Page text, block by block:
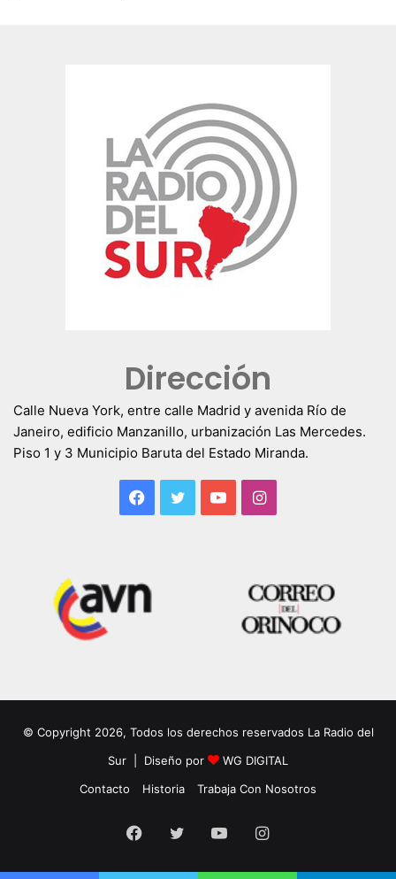
Dirección
Calle Nueva York, entre calle Madrid y avenida Río de
Janeiro, edificio Manzanillo, urbanización Las Mercedes.
Piso 1 y 3 Municipio Baruta del Estado Miranda.
Facebook
TwitterYouTubeInstagram
© Copyright 2026, Todos los derechos reservados La Radio del
Sur | Diseño por
WG DIGITAL
Contacto
Historia Trabaja Con Nosotros
Facebook
TwitterYouTubeInstagram